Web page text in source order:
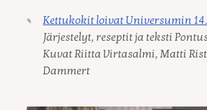
Kettukokit loivat Universumin
Järjestelyt, reseptit ja teksti
Kuvat Riitta Virtasalmi, Matti
Dammert